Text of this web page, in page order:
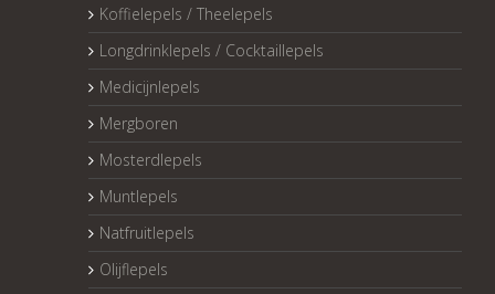
Koffielepels / Theelepels
Longdrinklepels / Cocktaillepels
Medicijnlepels
Mergboren
Mosterdlepels
Muntlepels
Natfruitlepels
Olijflepels